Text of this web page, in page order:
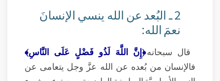
2 ـ البُعد عن الله ينسي الإنسانَ
نعمَ الله:
قال سبحانه﴿إِنَّ اللَّهَ لَذُو فَضْلٍ عَلَى النَّاسِ﴾
فالإنسان من بُعده عن الله عزَّ وجل يتعامى عن